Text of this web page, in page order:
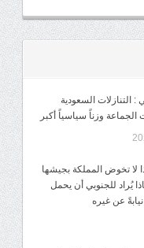
: التنازلات السعودية
الجماعة وزناً سياسياً أكبر
لا تخوض المملكة بجيشها
يُراد للجنوبي أن يحمل
عن غيره